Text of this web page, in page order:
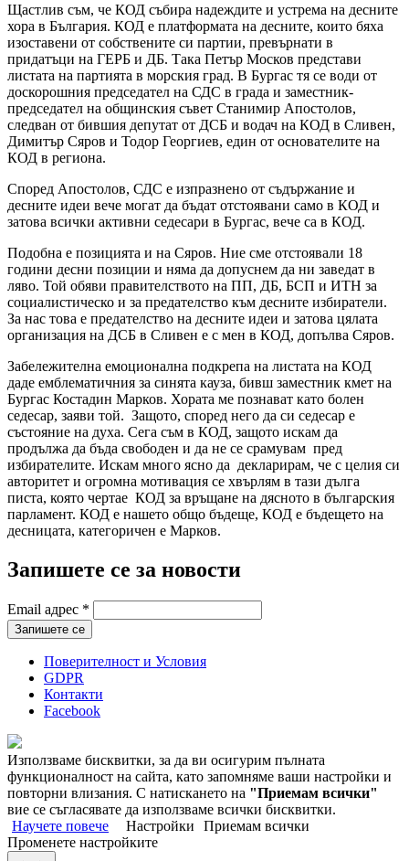
Щастлив съм, че КОД събира надеждите и устрема на десните
хора в България. КОД е платформата на десните, които бяха
изоставени от собствените си партии, превърнати в
придатъци на ГЕРБ и ДБ. Така Петър Москов представи
листата на партията в морския град. В Бургас тя се води от
доскорошния председател на СДС в града и заместник-
председател на общинския съвет Станимир Апостолов,
следван от бившия депутат от ДСБ и водач на КОД в Сливен,
Димитър Сяров и Тодор Георгиев, един от основателите на
КОД в региона.
Според Апостолов, СДС е изпразнено от съдържание и
десните идеи вече могат да бъдат отстоявани само в КОД и
затова всички активни седесари в Бургас, вече са в КОД.
Подобна е позицията и на Сяров. Ние сме отстоявали 18
години десни позиции и няма да допуснем да ни заведат в
ляво. Той обяви правителството на ПП, ДБ, БСП и ИТН за
социалистическо и за предателство към десните избиратели.
За нас това е предателство на десните идеи и затова цялата
организация на ДСБ в Сливен е с мен в КОД, допълва Сяров.
Забележителна емоционална подкрепа на листата на КОД
даде емблематичния за синята кауза, бивш заместник кмет на
Бургас Костадин Марков. Хората ме познават като болен
седесар, заяви той. Защото, според него да си седесар е
състояние на духа. Сега съм в КОД, защото искам да
продължа да бъда свободен и да не се срамувам пред
избирателите. Искам много ясно да декларирам, че с целия си
авторитет и огромна мотивация се хвърлям в тази дълга
писта, която чертае КОД за връщане на дясното в българския
парламент. КОД е нашето общо бъдеще, КОД е бъдещето на
десницата, категоричен е Марков.
Запишете се за новости
Email адрес *
Поверителност и Условия
GDPR
Контакти
Facebook
Използваме бисквитки, за да ви осигурим пълната
функционалност на сайта, като запомняме ваши настройки и
повторни влизания. С натискането на "Приемам всички"
вие се съгласявате да използваме всички бисквитки.
Научете повече
Настройки
Приемам всички
Променете настройките